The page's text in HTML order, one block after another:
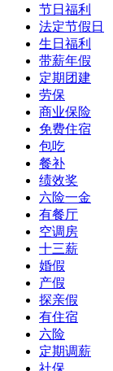
节日福利
法定节假日
生日福利
带薪年假
定期团建
劳保
商业保险
免费住宿
包吃
餐补
绩效奖
六险一金
有餐厅
空调房
十三薪
婚假
产假
探亲假
有住宿
六险
定期调薪
社保